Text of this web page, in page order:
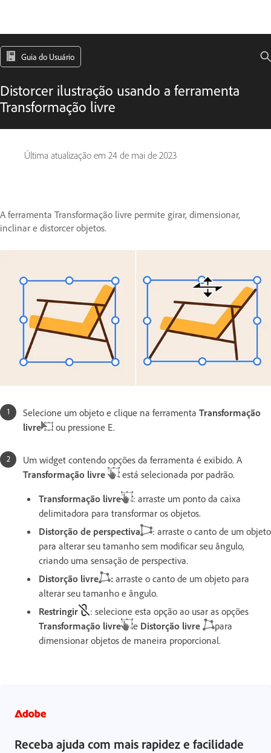
Guia do Usuário
Distorcer ilustração usando a ferramenta
Transformação livre
Última atualização em 24 de mai de 2023
A ferramenta Transformação livre permite girar, dimensionar,
inclinar e distorcer objetos.
Selecione um objeto e clique na ferramenta Transformação
livre
ou pressione E.
Um widget contendo opções da ferramenta é exibido. A
Transformação livre
está selecionada por padrão.
Transformação livre
: arraste um ponto da caixa
delimitadora para transformar os objetos.
Distorção de perspectiva
: arraste o canto de um objeto
para alterar seu tamanho sem modificar seu ângulo,
criando uma sensação de perspectiva.
Distorção livre
: arraste o canto de um objeto para
alterar seu tamanho e ângulo.
Restringir
: selecione esta opção ao usar as opções
Transformação livre
e Distorção livre
para
dimensionar objetos de maneira proporcional.
Receba ajuda com mais rapidez e facilidade